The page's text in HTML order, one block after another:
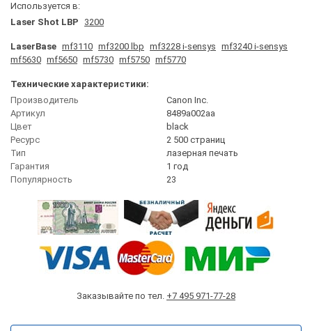
Используется в:
Laser Shot LBP
3200
LaserBase mf3110 mf3200 lbp mf3228 i-sensys mf3240 i-sensys
mf5630 mf5650 mf5730 mf5750 mf5770
Технические характеристики:
Производитель
Canon Inc.
Артикул
8489a002aa
Цвет
black
Ресурс
2 500 страниц
Тип
лазерная печать
Гарантия
1 год
Популярность
23
Заказывайте по тел. +7 495 971-77-28